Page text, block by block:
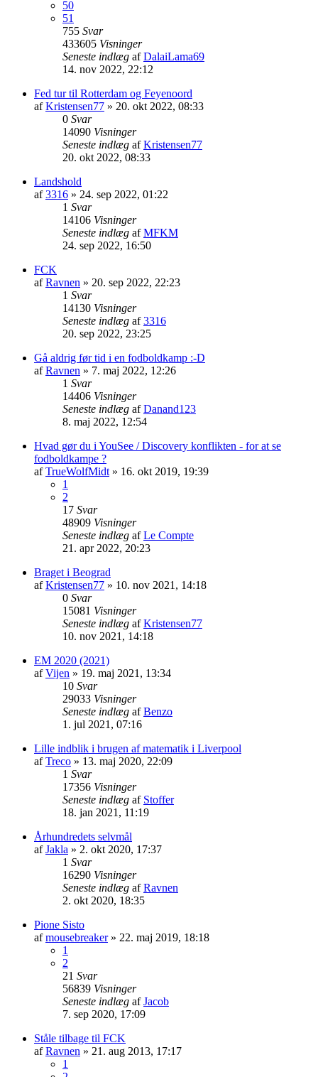
50
51
755 Svar
433605 Visninger
Seneste indlæg afDalaiLama69
14. nov 2022, 22:12
Fed tur til Rotterdam og Feyenoord
afKristensen77 » 20. okt 2022, 08:33
0 Svar
14090 Visninger
Seneste indlæg afKristensen77
20. okt 2022, 08:33
Landshold
af3316 » 24. sep 2022, 01:22
1 Svar
14106 Visninger
Seneste indlæg afMFKM
24. sep 2022, 16:50
FCK
afRavnen » 20. sep 2022, 22:23
1 Svar
14130 Visninger
Seneste indlæg af3316
20. sep 2022, 23:25
Gå aldrig før tid i en fodboldkamp :-D
afRavnen » 7. maj 2022, 12:26
1 Svar
14406 Visninger
Seneste indlæg afDanand123
8. maj 2022, 12:54
Hvad gør du i YouSee / Discovery konflikten - for at se
fodboldkampe ?
afTrueWolfMidt » 16. okt 2019, 19:39
1
2
17 Svar
48909 Visninger
Seneste indlæg afLe Compte
21. apr 2022, 20:23
Braget i Beograd
afKristensen77 » 10. nov 2021, 14:18
0 Svar
15081 Visninger
Seneste indlæg afKristensen77
10. nov 2021, 14:18
EM 2020 (2021)
afVijen » 19. maj 2021, 13:34
10 Svar
29033 Visninger
Seneste indlæg afBenzo
1. jul 2021, 07:16
Lille indblik i brugen af matematik i Liverpool
afTreco » 13. maj 2020, 22:09
1 Svar
17356 Visninger
Seneste indlæg af Stoffer
18. jan 2021, 11:19
Århundredets selvmål
afJakla » 2. okt 2020, 17:37
1 Svar
16290 Visninger
Seneste indlæg afRavnen
2. okt 2020, 18:35
Pione Sisto
afmousebreaker» 22. maj 2019, 18:18
1
2
21 Svar
56839 Visninger
Seneste indlæg afJacob
7. sep 2020, 17:09
Ståle tilbage til FCK
afRavnen » 21. aug 2013, 17:17
1